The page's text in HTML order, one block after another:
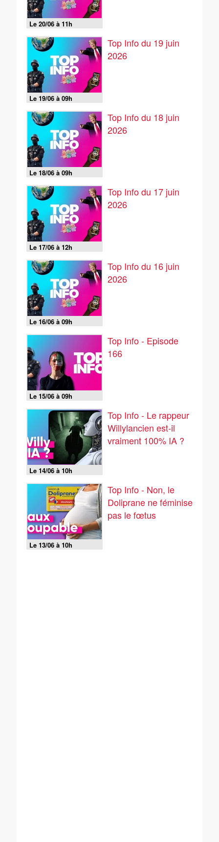
Le 20/06 à 11h
Le 19/06 à 09h
Top Info du 19 juin
2026
Le 18/06 à 09h
Top Info du 18 juin
2026
Le 17/06 à 12h
Top Info du 17 juin
2026
Le 16/06 à 09h
Top Info du 16 juin
2026
Le 15/06 à 09h
Top Info - Episode
166
Le 14/06 à 10h
Top Info - Le rappeur
Willylancien est-il
vraiment 100% IA ?
Le 13/06 à 10h
Top Info - Non, le
Doliprane ne féminise
pas le fœtus